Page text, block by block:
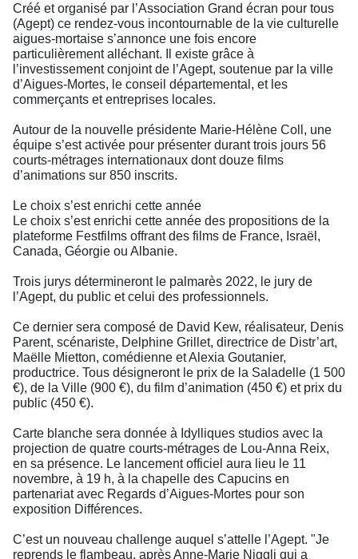
Créé et organisé par l’Association Grand écran pour tous
(Agept) ce rendez-vous incontournable de la vie culturelle
aigues-mortaise s’annonce une fois encore
particulièrement alléchant. Il existe grâce à
l’investissement conjoint de l’Agept, soutenue par la ville
d’Aigues-Mortes, le conseil départemental, et les
commerçants et entreprises locales.
Autour de la nouvelle présidente Marie-Hélène Coll, une
équipe s’est activée pour présenter durant trois jours 56
courts-métrages internationaux dont douze films
d’animations sur 850 inscrits.
Le choix s’est enrichi cette année
Le choix s’est enrichi cette année des propositions de la
plateforme Festfilms offrant des films de France, Israël,
Canada, Géorgie ou Albanie.
Trois jurys détermineront le palmarès 2022, le jury de
l’Agept, du public et celui des professionnels.
Ce dernier sera composé de David Kew, réalisateur, Denis
Parent, scénariste, Delphine Grillet, directrice de Distr’art,
Maëlle Mietton, comédienne et Alexia Goutanier,
productrice. Tous désigneront le prix de la Saladelle (1 500
€), de la Ville (900 €), du film d’animation (450 €) et prix du
public (450 €).
Carte blanche sera donnée à Idylliques studios avec la
projection de quatre courts-métrages de Lou-Anna Reix,
en sa présence. Le lancement officiel aura lieu le 11
novembre, à 19 h, à la chapelle des Capucins en
partenariat avec Regards d’Aigues-Mortes pour son
exposition Différences.
C’est un nouveau challenge auquel s’attelle l’Agept. "Je
reprends le flambeau, après Anne-Marie Niggli qui a